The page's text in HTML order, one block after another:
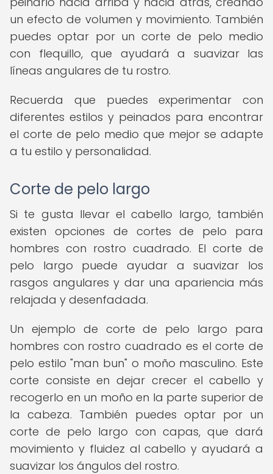
un efecto de volumen y movimiento. También
puedes optar por un corte de pelo medio
con flequillo, que ayudará a suavizar las
líneas angulares de tu rostro.
Recuerda que puedes experimentar con
diferentes estilos y peinados para encontrar
el corte de pelo medio que mejor se adapte
a tu estilo y personalidad.
Corte de pelo largo
Si te gusta llevar el cabello largo, también
existen opciones de cortes de pelo para
hombres con rostro cuadrado. El corte de
pelo largo puede ayudar a suavizar los
rasgos angulares y dar una apariencia más
relajada y desenfadada.
Un ejemplo de corte de pelo largo para
hombres con rostro cuadrado es el corte de
pelo estilo "man bun" o moño masculino. Este
corte consiste en dejar crecer el cabello y
recogerlo en un moño en la parte superior de
la cabeza. También puedes optar por un
corte de pelo largo con capas, que dará
movimiento y fluidez al cabello y ayudará a
suavizar los ángulos del rostro.